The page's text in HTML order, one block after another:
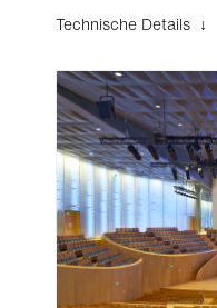
Technische Details ↓